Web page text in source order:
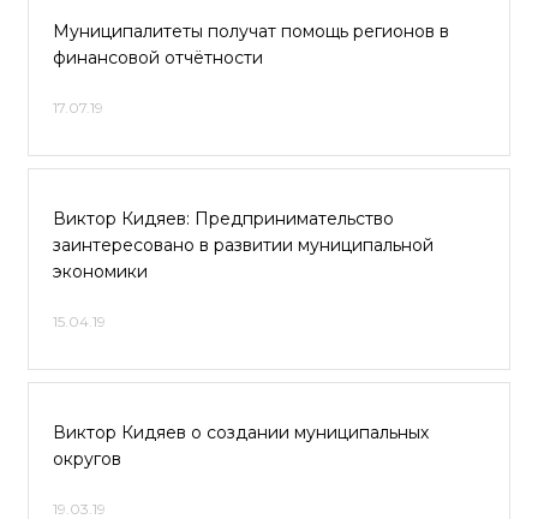
Муниципалитеты получат помощь регионов в
финансовой отчётности
17.07.19
Виктор Кидяев: Предпринимательство
заинтересовано в развитии муниципальной
экономики
15.04.19
Виктор Кидяев о создании муниципальных
округов
19.03.19